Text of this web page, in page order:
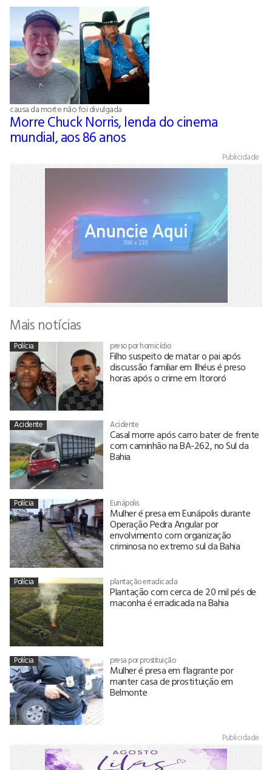
causa da morte não foi divulgada
Morre Chuck Norris, lenda do cinema
mundial, aos 86 anos
Publicidade
Mais notícias
Polícia preso por homicídio
Filho suspeito de matar o pai após
discussão familiar em Ilhéus é preso
horas após o crime em Itororó
Acidente Acidente
Casal morre após carro bater de frente
com caminhão na BA-262, no Sul da
Bahia
Polícia Eunápolis
Mulher é presa em Eunápolis durante
Operação Pedra Angular por
envolvimento com organização
criminosa no extremo sul da Bahia
Polícia plantação erradicada
Plantação com cerca de 20 mil pés de
maconha é erradicada na Bahia
Polícia presa por prostituição
Mulher é presa em flagrante por
manter casa de prostituição em
Belmonte
Publicidade